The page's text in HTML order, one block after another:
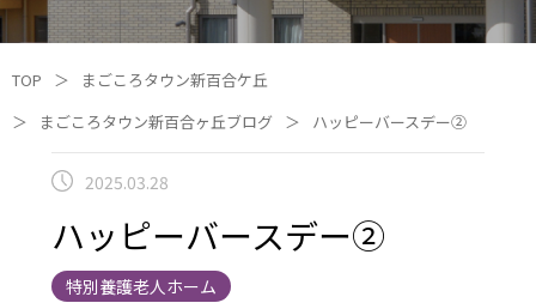
TOP ＞
まごころタウン新百合ケ丘
＞
まごころタウン新百合ヶ丘ブログ ＞ ハッピーバースデー②
2025.03.28
ハッピーバースデー②
特別養護老人ホーム